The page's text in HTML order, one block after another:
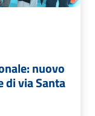
nuovo
di via Santa